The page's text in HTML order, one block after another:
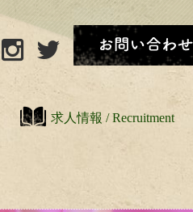
求人情報 / Recruitment